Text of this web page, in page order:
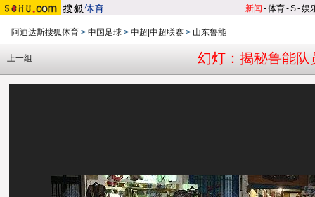
新闻 -体育-S-娱
阿迪达斯搜狐体育 > 中国足球 > 中超|中超联赛 > 山东鲁能
幻灯：揭秘鲁能队
上一组